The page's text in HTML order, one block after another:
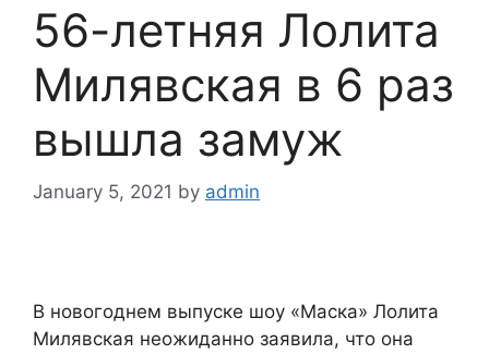
56-летняя Лолита
Милявская в 6 раз
вышла замуж
January 5, 2021 by admin
В новогоднем выпуске шоу «Маска» Лолита
Милявская неожиданно заявила, что она